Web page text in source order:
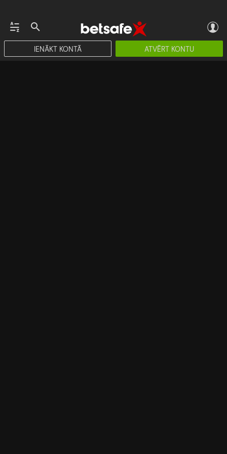
IENĀKT KONTĀ ATVĒRT KONTU